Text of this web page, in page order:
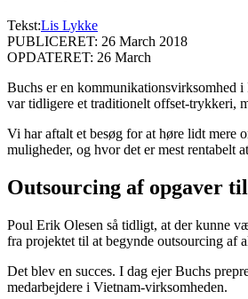
Tekst:Lis Lykke
PUBLICERET: 26 March 2018
OPDATERET: 26 March
Buchs er en kommunikationsvirksomhed
var tidligere et traditionelt offset-trykkeri,
Vi har aftalt et besøg for at høre lidt mere
muligheder, og hvor det er mest rentabelt
Outsourcing af opgaver
Poul Erik Olesen så tidligt, at der kunne
fra projektet til at begynde outsourcing af
Det blev en succes. I dag ejer Buchs
medarbejdere i Vietnam-virksomheden.